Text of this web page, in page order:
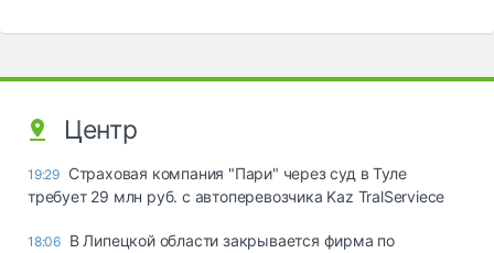
Центр
19:29 Страховая компания "Пари" через суд в Туле
требует 29 млн руб. с автоперевозчика Kaz TralServiece
18:06 В Липецкой области закрывается фирма по